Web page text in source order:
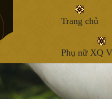
Trang chủ
Phụ nữ XQ